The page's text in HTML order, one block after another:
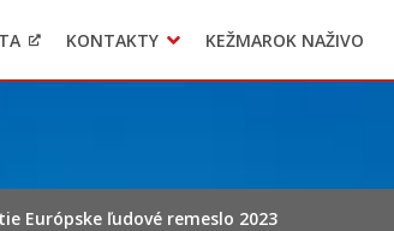
KONTAKTY KEŽMAROK NAŽIVO
Európske ľudové remeslo 2023